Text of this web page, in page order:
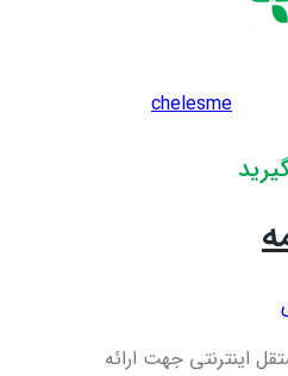
chelesme
اینترنتی جهت ارائه